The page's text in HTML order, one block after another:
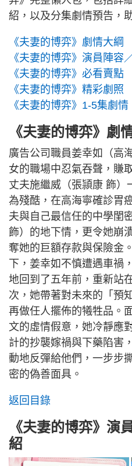
紹，以及分集劇情預告，
《夫妻的博弈》劇情大綱
《夫妻的博弈》演員陣容
《夫妻的博弈》必看賣點
《夫妻的博弈》精彩劇照
《夫妻的博弈》1-5集劇情
《夫妻的博弈》劇
廣告公司職員姜幸如（高
女的職場中忍氣吞聲，賺
丈夫施繼威（張頴康 飾）
為殘酷，在高海寧確診胃
夫與自己最信任的中學閨
飾）的地下情，更令她崩
奪她的巨額存款與保險金
下，姜幸如不慎遭遇車禍
地回到了五年前，重新站
次，她帶著對未來的「預
再做任人擺佈的犧牲品。
文的虛情假意，她冷靜應
計的抄襲嫁禍與下藥陷害
動地反彈給他們，一步步
密的偽善面具。
返回目錄
《夫妻的博弈》演
紹